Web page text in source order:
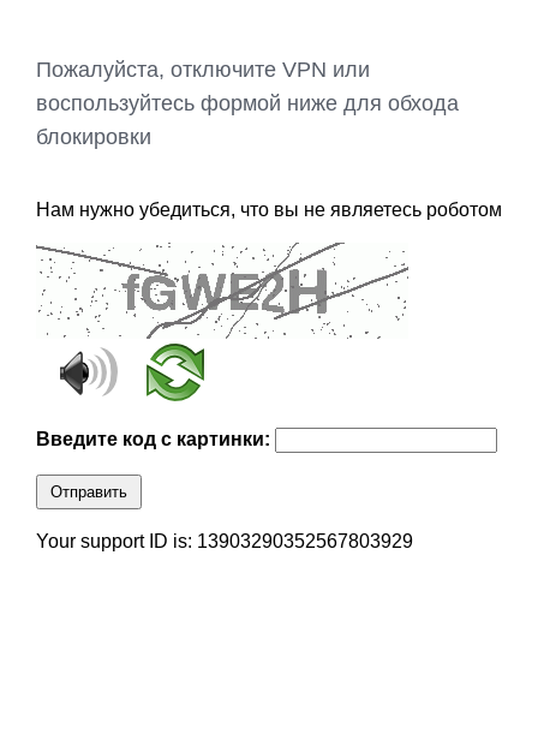
Пожалуйста, отключите VPN или
воспользуйтесь формой ниже для обхода
блокировки
Нам нужно убедиться, что вы не являетесь роботом
Введите код с картинки:
Отправить
Your support ID is: 13903290352567803929